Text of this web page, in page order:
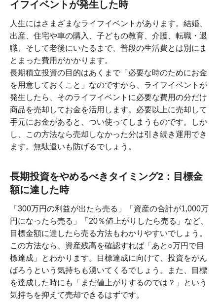
イフイベントが発生した時
人生にはさまざまなライフイベントがあります。結婚、
出産、住宅や車の購入、子どもの教育、介護、転職・退
職、そして老後にいたるまで、普段の生活費とは別にま
とまった費用がかかります。
長期積立投資の目的はあくまで「必要な時のためにお金
を用意しておくこと」なのですから、ライフイベントが
発生したら、そのライフイベントに必要な費用の分だけ
商品を売却してお金を活用します。必要以上に売却して
手元にお金があると、つい使ってしまうものです。しか
し、この方法なら売却しなかった分は引き続き運用でき
ます。無駄遣いも防げるでしょう。
長期投資をやめるべきタイミング2：目標金
額に達した時
「300万円の利益が出たら売る」「資産の合計が1,000万
円になったら売る」「20％値上がりしたら売る」など、
目標金額に達したら売る方法もわかりやすいでしょう。
この方法なら、資産残高を確認すれば「あと○万円で目
標達成」とわかります。目標達成に向けて、投資をがん
ばろうという気持ちも湧いてくるでしょう。また、目標
を達成した時にも「まだ値上がりするのでは？」という
気持ちを抑えて売却できるはずです。